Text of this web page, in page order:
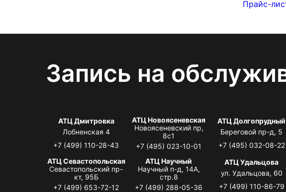
Прайс-
Запись на
АТЦ Дмитровка
Лобненская 4
+7 (499) 110-28-43
АТЦ Новоясеневская
Новоясеневский пр,
8с1
+7 (495) 023-10-01
АТЦ Долгопрудный
Береговой пр-д, 5
+7 (495) 032-08-22
АТЦ Севастопольская
Севастопольский пр-
кт, 95Б
+7 (499) 653-72-12
АТЦ Научный
Научный п-д, 14А,
стр.8
+7 (499) 288-05-36
АТЦ Удальцова
ул. Удальцова, 60
+7 (499) 110-86-79